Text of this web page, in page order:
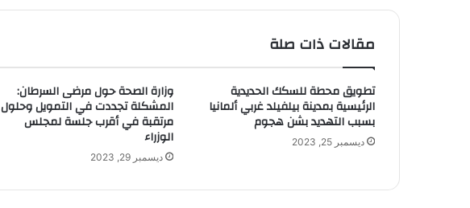
مقالات ذات صلة
تطويق محطة للسكك الحديدية
الرئيسية بمدينة بيلفيلد غربي ألمانيا
بسبب التهديد بشن هجوم
ديسمبر 25, 2023
وزارة الصحة حول مرضى السرطان:
المشكلة تجددت في التمويل وحلول
مرتقبة في أقرب جلسة لمجلس
الوزراء
ديسمبر 29, 2023